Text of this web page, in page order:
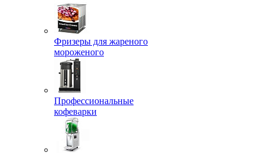
Фризеры для жареного
мороженого
Профессиональные
кофеварки